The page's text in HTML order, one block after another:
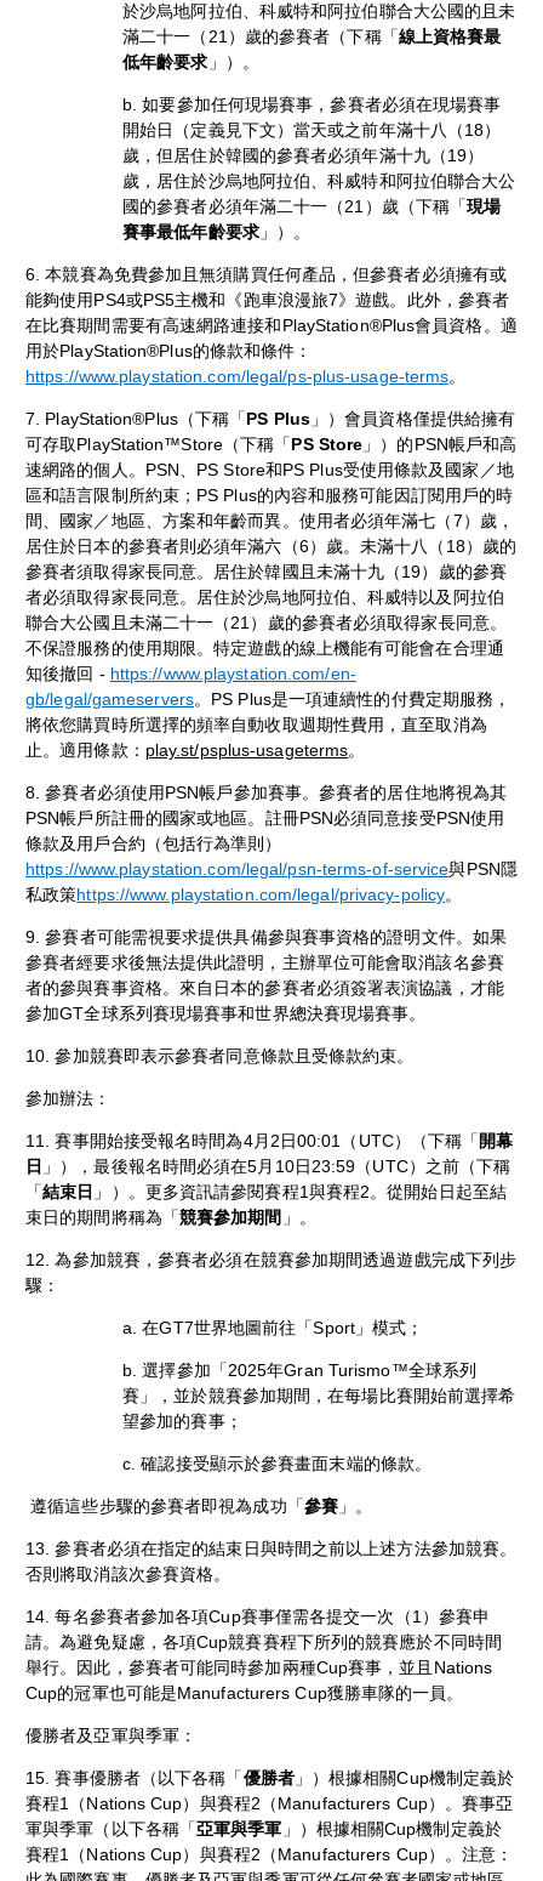
於沙烏地阿拉伯、科威特和阿拉伯聯合大公國的且未
滿二十一（21）歲的參賽者（下稱「線上資格賽最
低年齡要求 」）。
b. 如要參加任何現場賽事，參賽者必須在現場賽事
開始日（定義見下文）當天或之前年滿十八（18）
歲，但居住於韓國的參賽者必須年滿十九（19）
歲，居住於沙烏地阿拉伯、科威特和阿拉伯聯合大公
國的參賽者必須年滿二十一（21）歲（下稱「現場
賽事最低年齡要求」）。
6. 本競賽為免費參加且無須購買任何產品，但參賽者必須擁有或
能夠使用PS4或PS5主機和《跑車浪漫旅7》遊戲。此外，參賽者
在比賽期間需要有高速網路連接和PlayStation®Plus會員資格。適
用於PlayStation®Plus的條款和條件：
https://www.playstation.com/legal/ps-plus-usage-terms。
7. PlayStation®Plus（下稱「PS Plus 」）會員資格僅提供給擁有
可存取PlayStation™Store（下稱「PS Store 」）的PSN帳戶和高
速網路的個人。PSN、PS Store和PS Plus受使用條款及國家／地
區和語言限制所約束；PS Plus的內容和服務可能因訂閱用戶的時
間、國家／地區、方案和年齡而異。使用者必須年滿七（7）歲，
居住於日本的參賽者則必須年滿六（6）歲。未滿十八（18）歲的
參賽者須取得家長同意。居住於韓國且未滿十九（19）歲的參賽
者必須取得家長同意。居住於沙烏地阿拉伯、科威特以及阿拉伯
聯合大公國且未滿二十一（21）歲的參賽者必須取得家長同意。
不保證服務的使用期限。特定遊戲的線上機能有可能會在合理通
知後撤回 - https://www.playstation.com/en-
gb/legal/gameservers。PS Plus是一項連續性的付費定期服務，
將依您購買時所選擇的頻率自動收取週期性費用，直至取消為
止。適用條款： play.st/psplus-usageterms。
8. 參賽者必須使用PSN帳戶參加賽事。參賽者的居住地將視為其
PSN帳戶所註冊的國家或地區。註冊PSN必須同意接受PSN使用
條款及用戶合約（包括行為準則）
https://www.playstation.com/legal/psn-terms-of-service與PSN隱
私政策https://www.playstation.com/legal/privacy-policy。
9. 參賽者可能需視要求提供具備參與賽事資格的證明文件。如果
參賽者經要求後無法提供此證明，主辦單位可能會取消該名參賽
者的參與賽事資格。來自日本的參賽者必須簽署表演協議，才能
參加GT全球系列賽現場賽事和世界總決賽現場賽事。
10. 參加競賽即表示參賽者同意條款且受條款約束。
參加辦法：
11. 賽事開始接受報名時間為4月2日00:01（UTC）（下稱「 開幕
日 」），最後報名時間必須在5月10日23:59（UTC）之前（下稱
「結束日 」）。更多資訊請參閱賽程1與賽程2。從開始日起至結
束日的期間將稱為「競賽參加期間 」。
12. 為參加競賽，參賽者必須在競賽參加期間透過遊戲完成下列步
驟：
a. 在GT7世界地圖前往「Sport」模式；
b. 選擇參加「2025年Gran Turismo™全球系列
賽」，並於競賽參加期間，在每場比賽開始前選擇希
望參加的賽事；
c. 確認接受顯示於參賽畫面末端的條款。
遵循這些步驟的參賽者即視為成功「參賽」。
13. 參賽者必須在指定的結束日與時間之前以上述方法參加競賽。
否則將取消該次參賽資格。
14. 每名參賽者參加各項Cup賽事僅需各提交一次（1）參賽申
請。為避免疑慮，各項Cup競賽賽程下所列的競賽應於不同時間
舉行。因此，參賽者可能同時參加兩種Cup賽事，並且Nations
Cup的冠軍也可能是Manufacturers Cup獲勝車隊的一員。
優勝者及亞軍與季軍：
15. 賽事優勝者（以下各稱「優勝者」）根據相關Cup機制定義於
賽程1（Nations Cup）與賽程2（Manufacturers Cup）。賽事亞
軍與季軍（以下各稱「亞軍與季軍 」）根據相關Cup機制定義於
賽程1（Nations Cup）與賽程2（Manufacturers Cup）。注意：